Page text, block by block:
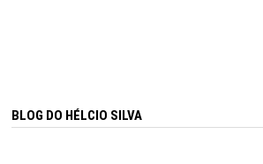
BLOG DO HÉLCIO SILVA